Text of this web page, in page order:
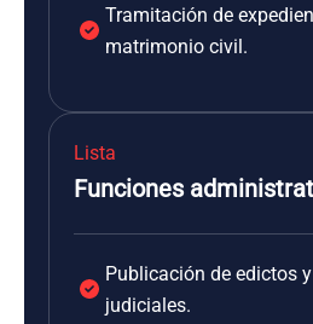
Tramitación de
matrimonio civil.
Lista
Funciones
Publicación de edictos
judiciales.